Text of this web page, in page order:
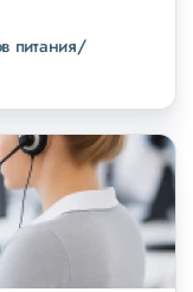
питания/